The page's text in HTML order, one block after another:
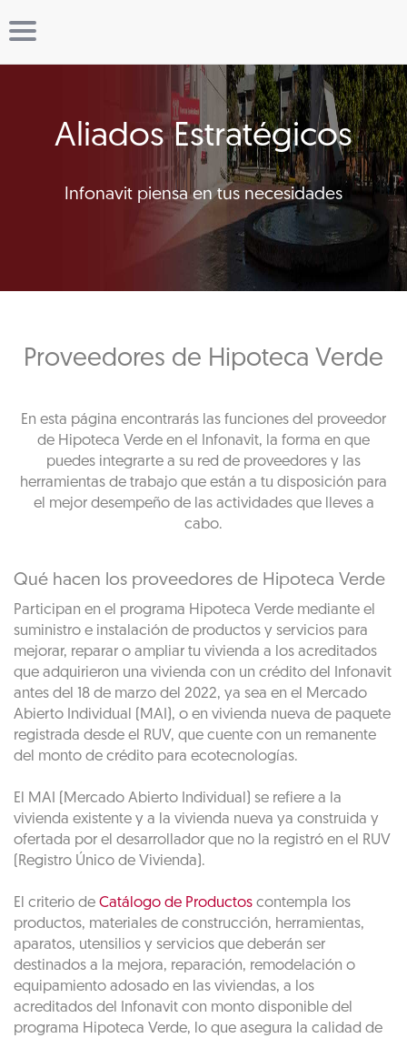
Aliados Estratégicos
Infonavit piensa en tus necesidades
Proveedores de Hipoteca Verde
En esta página encontrarás las funciones del proveedor
de Hipoteca Verde en el Infonavit, la forma en que
puedes integrarte a su red de proveedores y las
herramientas de trabajo que están a tu disposición para
el mejor desempeño de las actividades que lleves a
cabo.
Qué hacen los proveedores de Hipoteca Verde
Participan en el programa Hipoteca Verde mediante el
suministro e instalación de productos y servicios para
mejorar, reparar o ampliar tu vivienda a los acreditados
que adquirieron una vivienda con un crédito del Infonavit
antes del 18 de marzo del 2022, ya sea en el Mercado
Abierto Individual (MAI), o en vivienda nueva de paquete
registrada desde el RUV, que cuente con un remanente
del monto de crédito para ecotecnologías.
El MAI (Mercado Abierto Individual) se refiere a la
vivienda existente y a la vivienda nueva ya construida y
ofertada por el desarrollador que no la registró en el RUV
(Registro Único de Vivienda).
El criterio de Catálogo de Productos contempla los
productos, materiales de construcción, herramientas,
aparatos, utensilios y servicios que deberán ser
destinados a la mejora, reparación, remodelación o
equipamiento adosado en las viviendas, a los
acreditados del Infonavit con monto disponible del
programa Hipoteca Verde, lo que asegura la calidad de